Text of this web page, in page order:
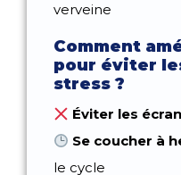
verveine
Comment
pour éviter
stress ?
Éviter les
Se coucher à
le cycle